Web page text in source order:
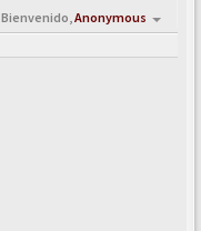
Bienvenido,Anonymous